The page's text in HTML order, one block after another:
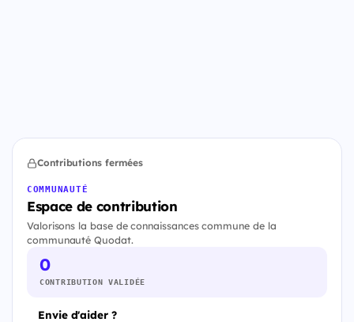
Contributions fermées
COMMUNAUTÉ
Espace de contribution
Valorisons la base de connaissances commune de la
communauté Quodat.
0
CONTRIBUTION VALIDÉE
Envie d'aider ?